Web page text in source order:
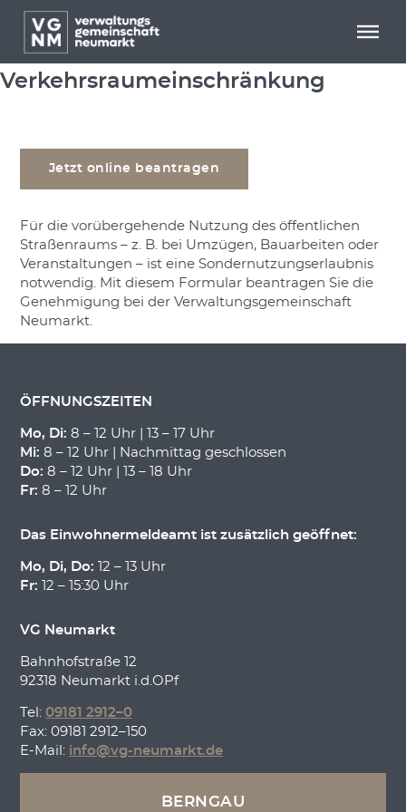
Menü überspringen
Menü überspringen
Antrag auf Sondernutzung von
Straßen und
Verkehrsraumeinschränkung
Jetzt online beantragen
Für die vorübergehende Nutzung des öffentlichen
Straßenraums – z. B. bei Umzügen, Bauarbeiten oder
Veranstaltungen – ist eine Sondernutzungserlaubnis
notwendig. Mit diesem Formular beantragen Sie die
Genehmigung bei der Verwaltungsgemeinschaft
Neumarkt.
ÖFFNUNGSZEITEN
Mo, Di: 8 – 12 Uhr | 13 – 17 Uhr
Mi: 8 – 12 Uhr | Nachmittag geschlossen
Do: 8 – 12 Uhr | 13 – 18 Uhr
Fr: 8 – 12 Uhr
Das Einwohnermeldeamt ist zusätzlich geöffnet:
Mo, Di, Do: 12 – 13 Uhr
Fr: 12 – 15:30 Uhr
VG Neumarkt
Bahnhofstraße 12
92318 Neumarkt i.d.OPf
Tel: 09181 2912–0
Fax: 09181 2912–150
E-Mail: info@vg-neumarkt.de
BERNGAU